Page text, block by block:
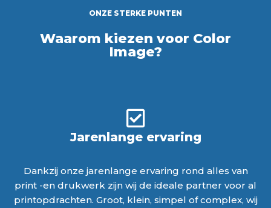
ONZE STERKE PUNTEN
Waarom kiezen voor Color
Image?
Jarenlange ervaring
Dankzij onze jarenlange ervaring rond alles van
print -en drukwerk zijn wij de ideale partner voor al
printopdrachten. Groot, klein, simpel of complex, wij